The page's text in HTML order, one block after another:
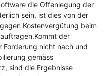
die Offenlegung der
sein, ist dies von der
Kostenvergütung beim
der
Forderung nicht nach und
gemäss
sind die Ergebnisse